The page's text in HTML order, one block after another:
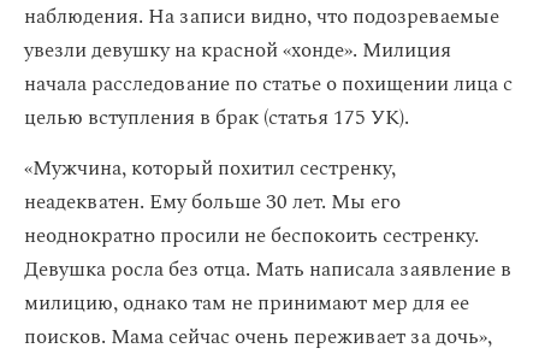
наблюдения. На записи видно, что подозреваемые
увезли девушку на красной «хонде». Милиция
начала расследование по статье о похищении лица с
целью вступления в брак (статья 175 УК).
«Мужчина, который похитил сестренку,
неадекватен. Ему больше 30 лет. Мы его
неоднократно просили не беспокоить сестренку.
Девушка росла без отца. Мать написала заявление в
милицию, однако там не принимают мер для ее
поисков. Мама сейчас очень переживает за дочь»,